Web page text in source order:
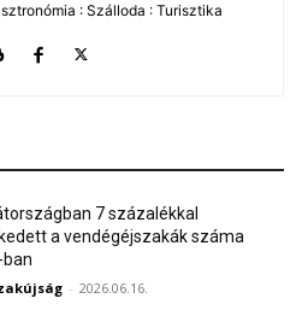
: Szálloda : Turisztika
7 százalékkal
a vendégéjszakák száma
- 2026.06.16.